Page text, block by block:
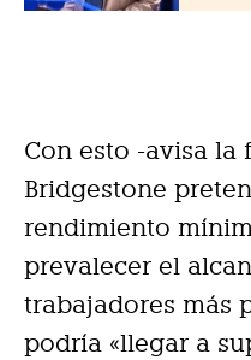
Con esto -avisa la
Bridgestone
rendimiento
prevalecer el
trabajadores más
podría «llegar a